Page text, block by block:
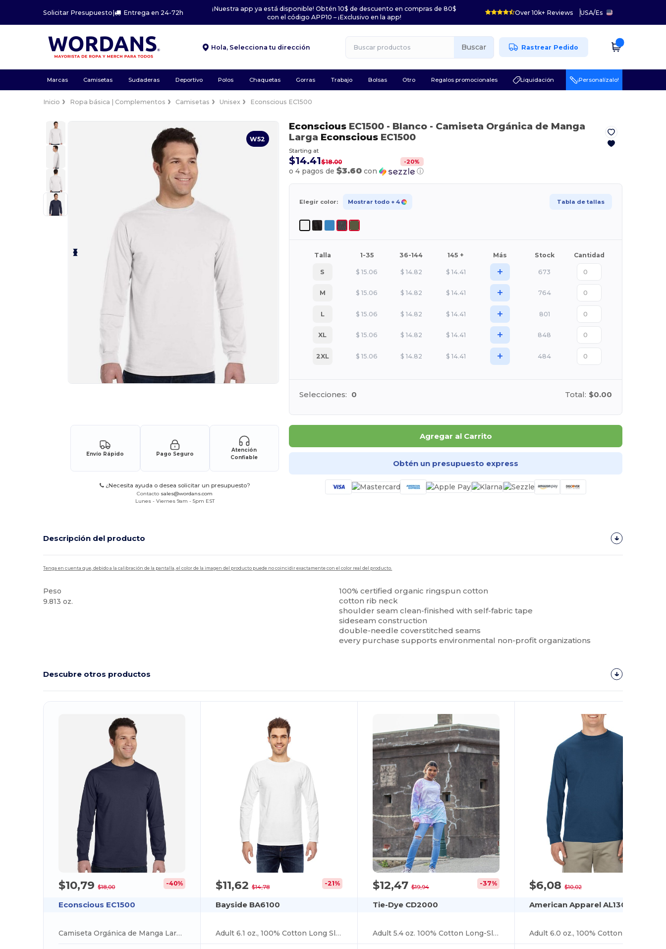
Solicitar Presupuesto| Entrega en 24-72h
¡Nuestra app ya está disponible! Obtén 10$ de descuento en compras de 80$
con el código APP10 – ¡Exclusivo en la app!
Over 10k+ Reviews USA/Es
Hola, Selecciona tu dirección Buscar Rastrear Pedido
Marcas Camisetas Sudaderas Deportivo Polos Chaquetas Gorras Trabajo Bolsas Otro Regalos promocionales Liquidación ¡Personalízalo!
Inicio Ropa básica | Complementos Camisetas Unisex Econscious EC1500
W52
Envío Rápido Pago Seguro
Atención
Confiable
¿Necesita ayuda o desea solicitar un presupuesto?
Contacto sales@wordans.com
Lunes - Viernes 9am - 5pm EST
EconsciousEC1500 - Blanco- Camiseta Orgánica de Manga
Larga EconsciousEC1500
Starting at
$14.41$18.00 -20%
o 4 pagos de $3.60con ⓘ
Elegir color: Mostrar todo + 4 Tabla de tallas
Talla 1-35 36-144 145 + Más Stock Cantidad
S $ 15.06 $ 14.82 $ 14.41 + 673
M $ 15.06 $ 14.82 $ 14.41 + 764
L $ 15.06 $ 14.82 $ 14.41 + 801
XL $ 15.06 $ 14.82 $ 14.41 + 848
2XL $ 15.06 $ 14.82 $ 14.41 + 484
Selecciones: 0 Total: $0.00
Agregar al Carrito
Obtén un presupuesto express
Descripción del producto
Tenga en cuenta que, debido a la calibración de la pantalla, el color de la imagen del producto puede no coincidir exactamente con el color real del producto.
Peso
9.813 oz.
100% certified organic ringspun cotton
cotton rib neck
shoulder seam clean-finished with self-fabric tape
sideseam construction
double-needle coverstitched seams
every purchase supports environmental non-profit organizations
Descubre otros productos
$10,79$18,00 -40%
Econscious EC1500
Camiseta Orgánica de Manga Larga Econscious EC1500
$11,62 $14,78 -21%
Bayside BA6100
Adult 6.1 oz., 100% Cotton Long Sleeve T-Shirt
$12,47$19,94 -37%
Tie-Dye CD2000
Adult 5.4 oz. 100% Cotton Long-Sleeve T-Shirt
$6,08$10,02
American Apparel AL1304